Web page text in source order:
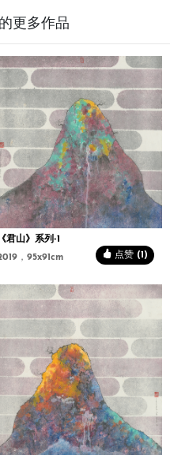
更多作品
《君山》系列-1
，95x91cm
点赞 (1)